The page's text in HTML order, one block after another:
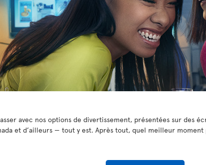
avec nos options de divertissement, présentées sur des
et d’ailleurs — tout y est. Après tout, quel meilleur